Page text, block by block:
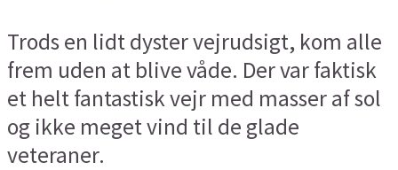
Trods en lidt dyster vejrudsigt, kom alle
frem uden at blive våde. Der var faktisk
et helt fantastisk vejr med masser af sol
og ikke meget vind til de glade
veteraner.